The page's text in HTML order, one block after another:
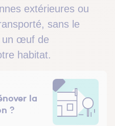
extérieures ou
sans le
un œuf de
habitat.
la
?